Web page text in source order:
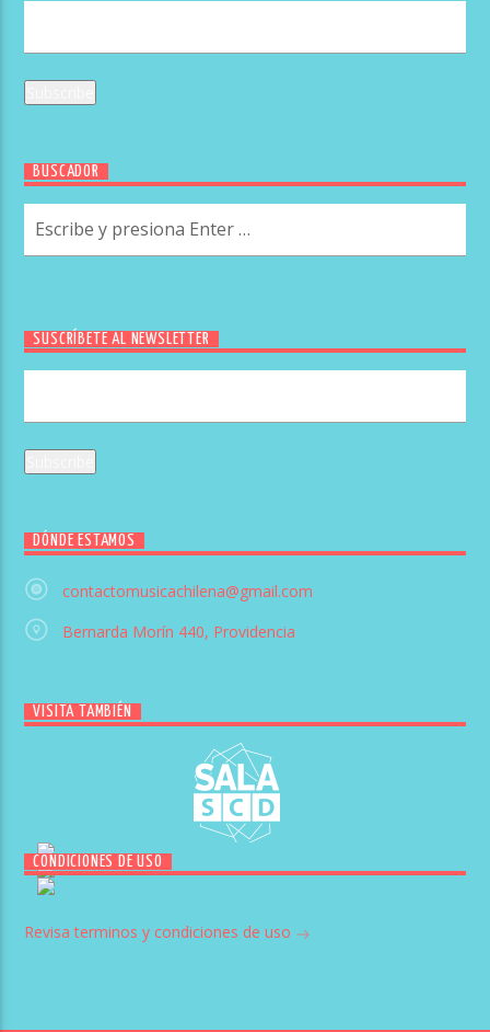
BUSCADOR
SUSCRÍBETE AL NEWSLETTER
DÓNDE ESTAMOS
contactomusicachilena@gmail.com
Bernarda Morín 440, Providencia
VISITA TAMBIÉN
CONDICIONES DE USO
Revisa terminos y condiciones de uso